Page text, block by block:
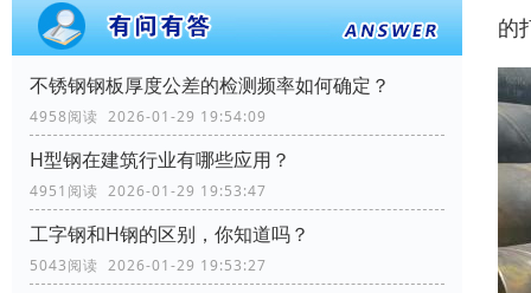
不锈钢钢板厚度公差的检测频率如何确定？
4958阅读 2026-01-29 19:54:09
H型钢在建筑行业有哪些应用？
4951阅读 2026-01-29 19:53:47
工字钢和H钢的区别，你知道吗？
5043阅读 2026-01-29 19:53:27
的